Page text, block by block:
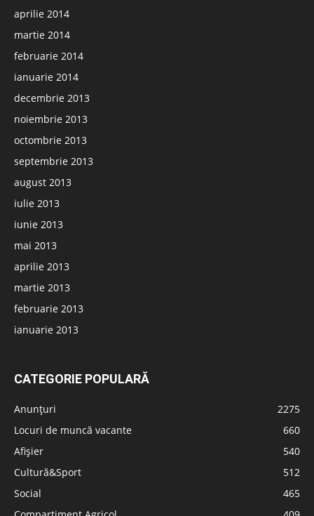
aprilie 2014
martie 2014
februarie 2014
ianuarie 2014
decembrie 2013
noiembrie 2013
octombrie 2013
septembrie 2013
august 2013
iulie 2013
iunie 2013
mai 2013
aprilie 2013
martie 2013
februarie 2013
ianuarie 2013
CATEGORIE POPULARĂ
Anunțuri
2275
Locuri de muncă vacante
660
Afișier
540
Cultură&Sport
512
Social
465